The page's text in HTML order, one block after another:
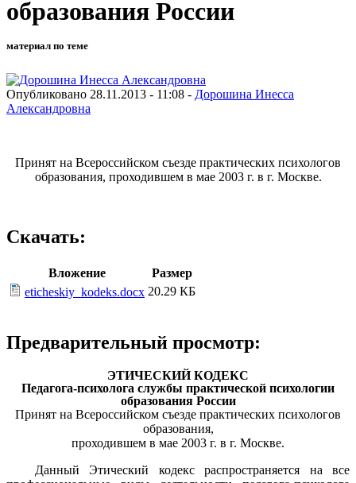
образования России
материал по теме
Опубликовано 28.11.2013 - 11:08 - Дорошина Инесса
Александровна
Принят на Всероссийском съезде практических психологов
образования, проходившем в мае 2003 г. в г. Москве.
Скачать:
Вложение
Размер
eticheskiy_kodeks.docx 20.29 КБ
Предварительный просмотр:
ЭТИЧЕСКИЙ КОДЕКС
Педагога-психолога службы практической психологии
образования России
Принят на Всероссийском съезде практических психологов
образования,
проходившем в мае 2003 г. в г. Москве.
Данный Этический кодекс распространяется на все